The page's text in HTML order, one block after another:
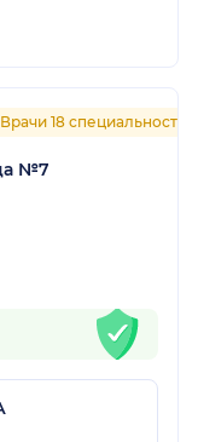
Врачи 18 специальностей
№7